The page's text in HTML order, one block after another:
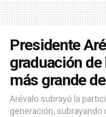
Presidente
graduación
más grande
Arévalo subrayó la
generación,